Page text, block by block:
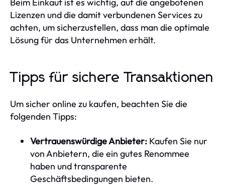
Lizenzen und die damit verbundenen Services zu
achten, um sicherzustellen, dass man die optimale
Lösung für das Unternehmen erhält.
Tipps für sichere Transaktionen
Um sicher online zu kaufen, beachten Sie die
folgenden Tipps:
Vertrauenswürdige Anbieter: Kaufen Sie nur
von Anbietern, die ein gutes Renommee
haben und transparente
Geschäftsbedingungen bieten.